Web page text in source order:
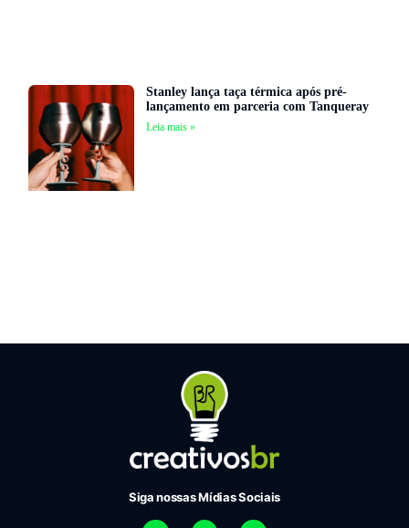
Stanley lança taça térmica após pré-
lançamento em parceria com Tanqueray
Leia mais »
Siga nossas Mídias Sociais